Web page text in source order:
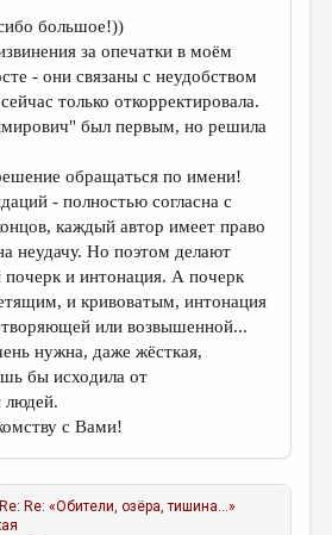
большое!))
за опечатки в моём
- они связаны с неудобством
только откорректировала.
был первым, но решила
обращаться по имени!
- полностью согласна с
каждый автор имеет право
неудачу. Но поэтом делают
почерк и интонация. А почерк
и кривоватым, интонация
или возвышенной...
нужна, даже жёсткая,
бы исходила от
людей.
с Вами!
Re: «Обители, озёра, тишина...»